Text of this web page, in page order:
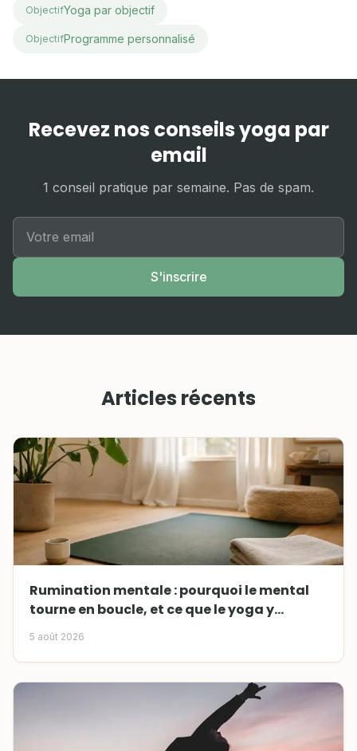
ObjectifYoga par objectif
ObjectifProgramme personnalisé
Recevez nos conseils yoga par
email
1 conseil pratique par semaine. Pas de spam.
S'inscrire
Articles récents
Rumination mentale : pourquoi le mental
tourne en boucle, et ce que le yoga y
change
5 août 2026